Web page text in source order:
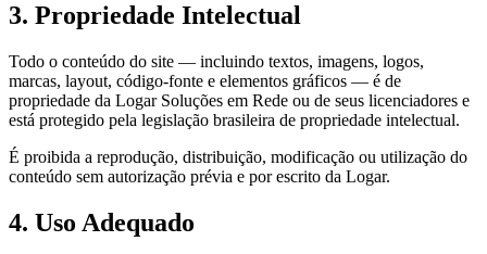
3. Propriedade Intelectual
Todo o conteúdo do site — incluindo textos, imagens, logos,
marcas, layout, código-fonte e elementos gráficos — é de
propriedade da Logar Soluções em Rede ou de seus licenciadores e
está protegido pela legislação brasileira de propriedade intelectual.
É proibida a reprodução, distribuição, modificação ou utilização do
conteúdo sem autorização prévia e por escrito da Logar.
4. Uso Adequado